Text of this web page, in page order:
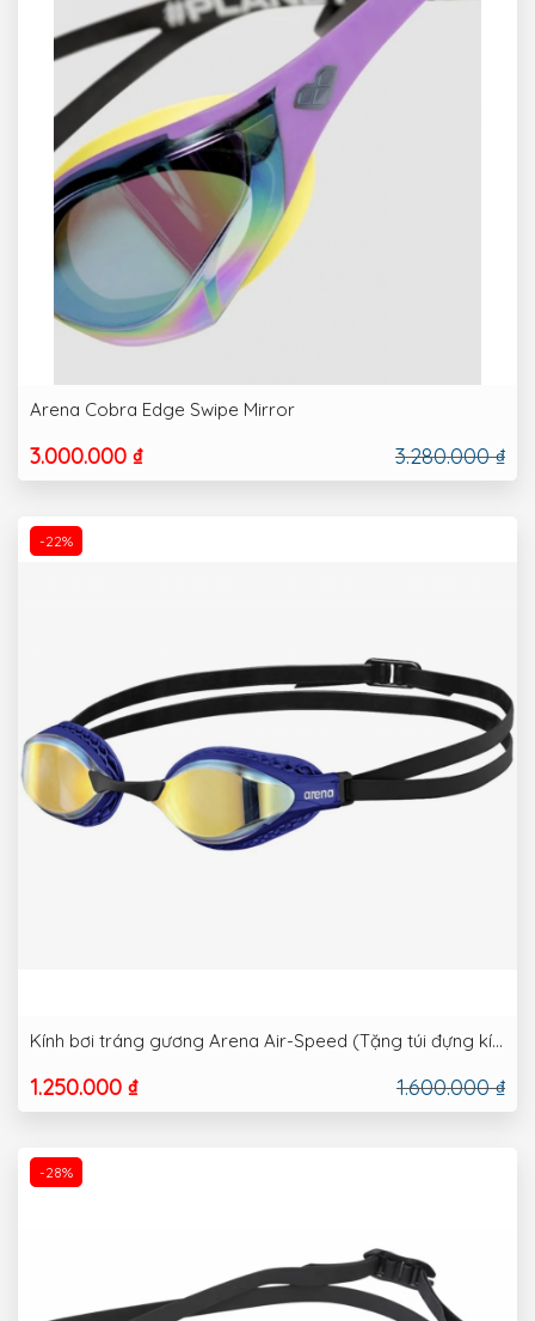
Arena Cobra Edge Swipe Mirror
3.000.000 ₫ 3.280.000 ₫
-22%
Kính bơi tráng gương Arena Air-Speed (Tặng túi đựng kính)
1.250.000 ₫ 1.600.000 ₫
-28%